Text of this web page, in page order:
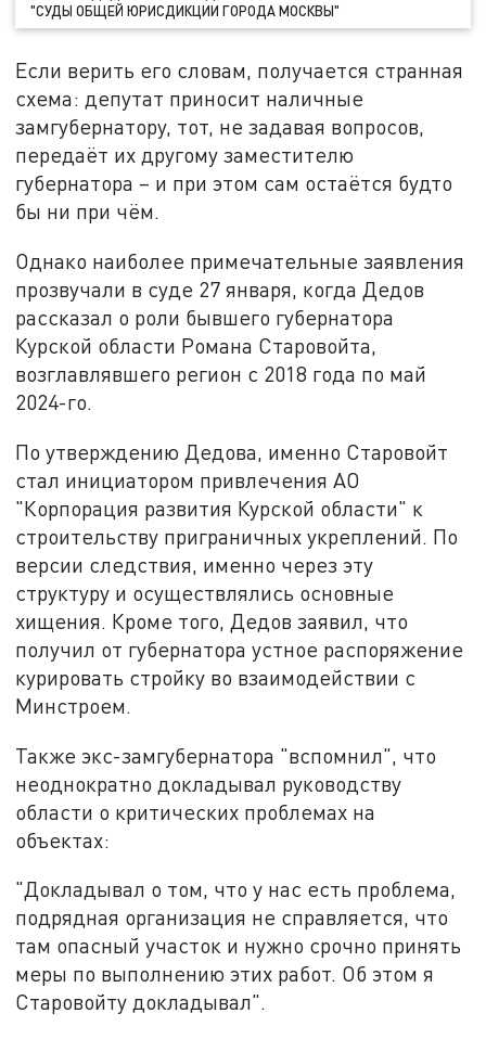
"СУДЫ ОБЩЕЙ ЮРИСДИКЦИИ ГОРОДА МОСКВЫ"
Если верить его словам, получается странная
схема: депутат приносит наличные
замгубернатору, тот, не задавая вопросов,
передаёт их другому заместителю
губернатора – и при этом сам остаётся будто
бы ни при чём.
Однако наиболее примечательные заявления
прозвучали в суде 27 января, когда Дедов
рассказал о роли бывшего губернатора
Курской области Романа Старовойта,
возглавлявшего регион с 2018 года по май
2024-го.
По утверждению Дедова, именно Старовойт
стал инициатором привлечения АО
"Корпорация развития Курской области" к
строительству приграничных укреплений. По
версии следствия, именно через эту
структуру и осуществлялись основные
хищения. Кроме того, Дедов заявил, что
получил от губернатора устное распоряжение
курировать стройку во взаимодействии с
Минстроем.
Также экс-замгубернатора "вспомнил", что
неоднократно докладывал руководству
области о критических проблемах на
объектах:
"Докладывал о том, что у нас есть проблема,
подрядная организация не справляется, что
там опасный участок и нужно срочно принять
меры по выполнению этих работ. Об этом я
Старовойту докладывал".